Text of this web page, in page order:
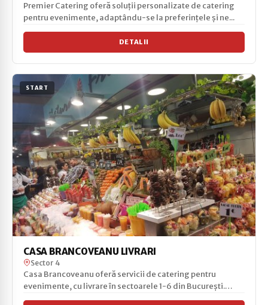
Premier Catering oferă soluții personalizate de catering
pentru evenimente, adaptându-se la preferințele și ne...
DETALII
START
CASA BRANCOVEANU LIVRARI
Sector 4
Casa Brancoveanu oferă servicii de catering pentru
evenimente, cu livrare în sectoarele 1-6 din București.
Găs...